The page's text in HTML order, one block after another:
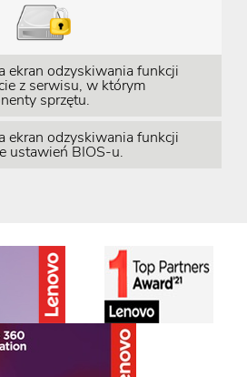
ekran odzyskiwania funkcji
z serwisu, w którym
sprzętu.
ekran odzyskiwania funkcji
ustawień BIOS-u.